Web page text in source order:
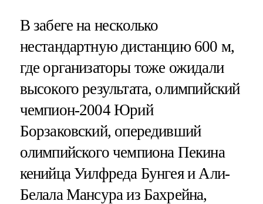
В забеге на несколько
нестандартную дистанцию 600 м,
где организаторы тоже ожидали
высокого результата, олимпийский
чемпион-2004 Юрий
Борзаковский, опередивший
олимпийского чемпиона Пекина
кенийца Уилфреда Бунгея и Али-
Белала Мансура из Бахрейна,